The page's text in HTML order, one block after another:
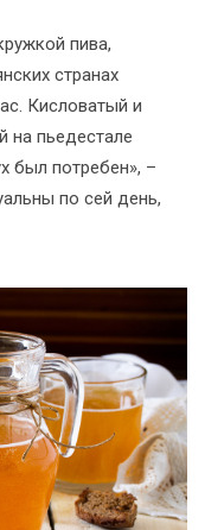
пива,
странах
Кисловатый и
на пьедестале
был потребен», –
по сей день,